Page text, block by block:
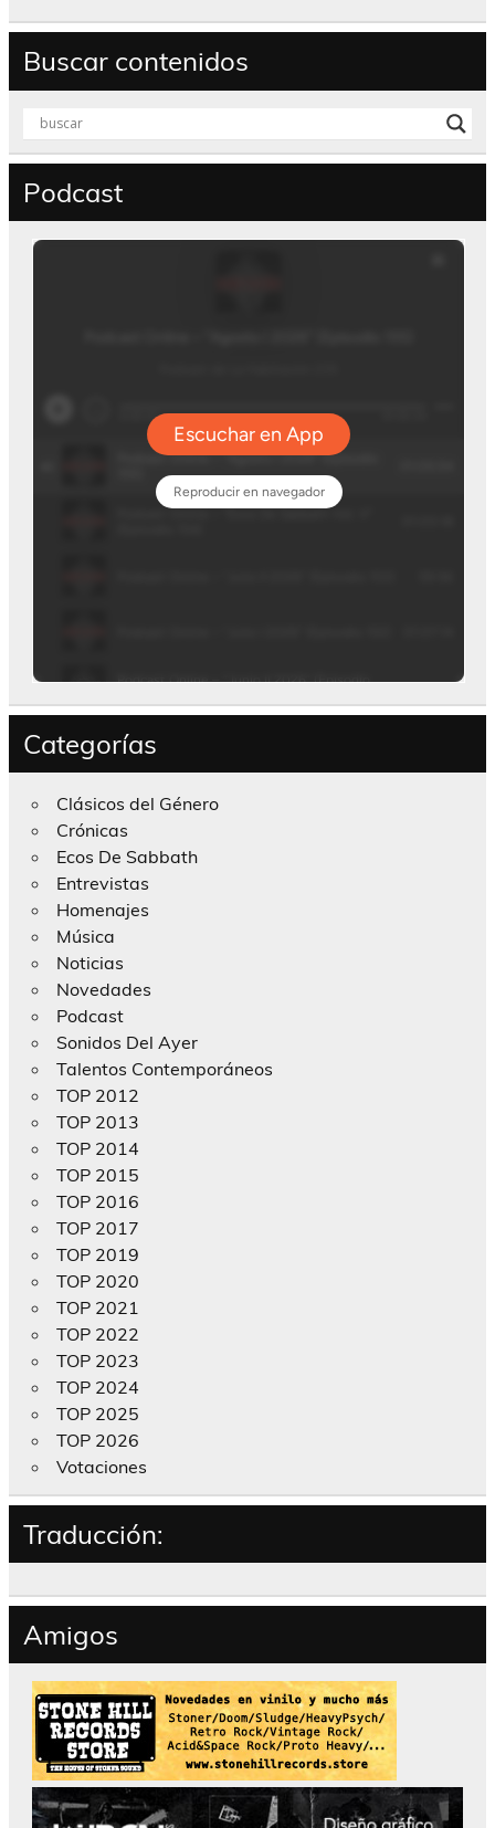
Buscar contenidos
Podcast
Categorías
Clásicos del Género
Crónicas
Ecos De Sabbath
Entrevistas
Homenajes
Música
Noticias
Novedades
Podcast
Sonidos Del Ayer
Talentos Contemporáneos
TOP 2012
TOP 2013
TOP 2014
TOP 2015
TOP 2016
TOP 2017
TOP 2019
TOP 2020
TOP 2021
TOP 2022
TOP 2023
TOP 2024
TOP 2025
TOP 2026
Votaciones
Traducción:
Amigos